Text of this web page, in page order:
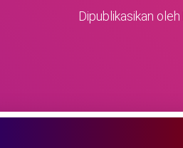
Dipublikasikan oleh